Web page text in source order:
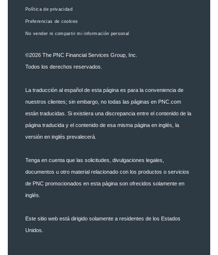
Política de privacidad
Preferencias de cookies
No vender ni compartir mi información personal
©2026 The PNC Financial Services Group, Inc.
Todos los derechos reservados.
La traducción al español de esta página es para la conveniencia de
nuestros clientes; sin embargo, no todas las páginas en PNC.com
están traducidas. Si existiera una discrepancia entre el contenido de la
página traducida y el contenido de esa misma página en inglés, la
versión en inglés prevalecerá.
Tenga en cuenta que las solicitudes, divulgaciones legales,
documentos u otro material relacionado con los productos o servicios
de PNC promocionados en esta página son ofrecidos solamente en
inglés.
Este sitio web está dirigido solamente a residentes de los Estados
Unidos.